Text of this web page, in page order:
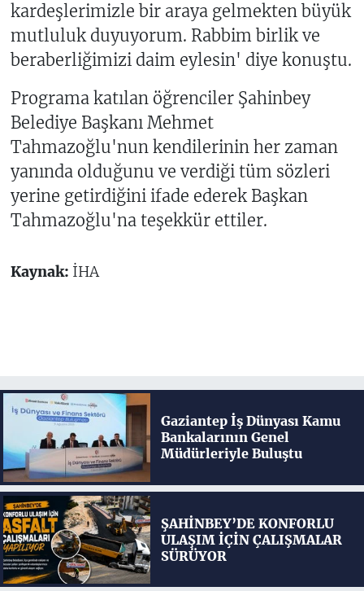
kardeşlerimizle bir araya gelmekten büyük
mutluluk duyuyorum. Rabbim birlik ve
beraberliğimizi daim eylesin' diye konuştu.
Programa katılan öğrenciler Şahinbey
Belediye Başkanı Mehmet
Tahmazoğlu'nun kendilerinin her zaman
yanında olduğunu ve verdiği tüm sözleri
yerine getirdiğini ifade ederek Başkan
Tahmazoğlu'na teşekkür ettiler.
Kaynak: İHA
Gaziantep İş Dünyası Kamu
Bankalarının Genel
Müdürleriyle Buluştu
ŞAHİNBEY’DE KONFORLU
ULAŞIM İÇİN ÇALIŞMALAR
SÜRÜYOR